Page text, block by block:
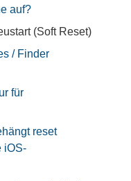
auf?
(Soft Reset)
/ Finder
für
reset
iOS-